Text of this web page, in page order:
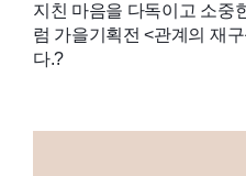
지친 마음을 다독이고 소중
럼 가을기획전 <관계의 재
다.?